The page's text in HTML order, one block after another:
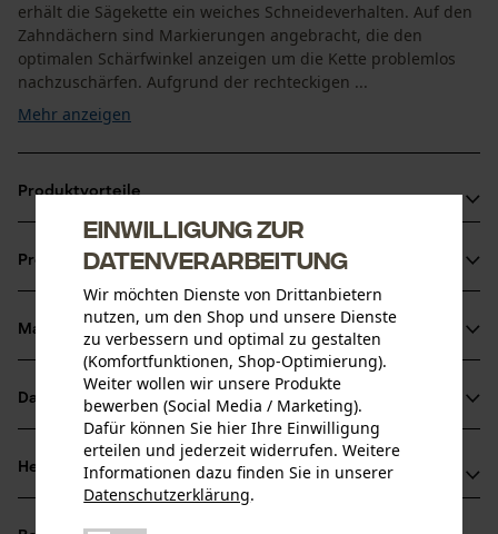
erhält die Sägekette ein weiches Schneideverhalten. Auf den
Zahndächern sind Markierungen angebracht, die den
optimalen Schärfwinkel anzeigen um die Kette problemlos
nachzuschärfen. Aufgrund der rechteckigen ...
Mehr anzeigen
Produktvorteile
Extrem leistungsfähige Vollmeißelzähne
Belastbare Sägekette
Sicherheitstreibglieder sorgen für einen reduzierten
Rückschlag
Produktinformationen
Produktdetails
Aktivitätstyp
Altersgruppe
Material & Pflege
Material
Hauptmaterial
Datenblätter
Produktsicherheitsdatenblatt (PDF)
Herstellerdatenblatt (PDF)
Herstellerinformationen
Einwilligung zur
Datenverarbeitung
Wir möchten Dienste von Drittanbietern
nutzen, um den Shop und unsere Dienste
zu verbessern und optimal zu gestalten
(Komfortfunktionen, Shop-Optimierung).
Weiter wollen wir unsere Produkte
bewerben (Social Media / Marketing).
Dafür können Sie hier Ihre Einwilligung
erteilen und jederzeit widerrufen. Weitere
Informationen dazu finden Sie in unserer
Datenschutzerklärung.